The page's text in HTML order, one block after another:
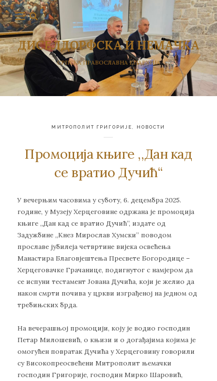
ДИСЕЛДОРФСКА И НЕМАЧКА
СРПСКА ПРАВОСЛАВНА ЕПАРХИЈА
МИТРОПОЛИТ ГРИГОРИЈЕ НОВОСТИ
Промоција књиге ,,Дан кад
се вратио Дучић“
У вечерњим часовима у суботу, 6. децембра 2025.
године, у Музеју Херцеговине одржана је промоција
књиге ,,Дан кад се вратио Дучић”, издате од
Задужбине ,,Кнез Мирослав Хумски” поводом
прославе јубилеја четвртине вијека освећења
Манастира Благовјештења Пресвете Богородице –
Херцеговачке Грачанице, подигнутог с намјером да
се испуни тестамент Јована Дучића, који је желио да
након смрти почива у цркви изграђеној на једном од
требињских брда.
На вечерашњој промоцији, коју је водио господин
Петар Милошевић, о књизи и о догађајима којима је
омогућен повратак Дучића у Херцеговину говорили
су Високопреосвећени Митрополит њемачки
господин Григорије, господин Мирко Шаровић,